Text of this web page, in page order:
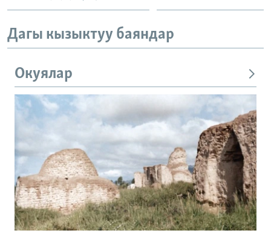
Дагы кызыктуу баяндар
Окуялар